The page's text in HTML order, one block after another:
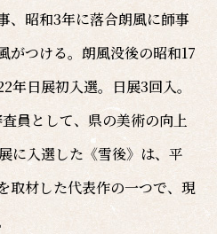
、昭和3年に落合朗風に師事
がつける。朗風没後の昭和17
年日展初入選。日展3回入。
員として、県の美術の向上
に入選した《雪後》は、平
取材した代表作の一つで、現